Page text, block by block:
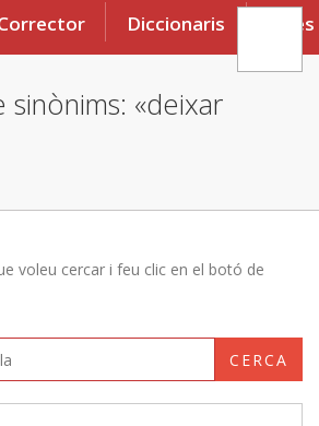
Diccionaris Eines
sinònims: «deixar
voleu cercar i feu clic en el botó de
CERCA